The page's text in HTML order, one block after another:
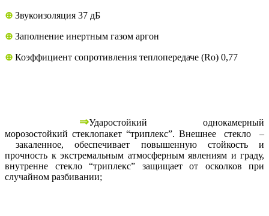
⊕ Звукоизоляция 37 дБ
⊕ Заполнение инертным газом аргон
⊕ Коэффициент сопротивления теплопередаче (Ro) 0,77
⇒Ударостойкий однокамерный
морозостойкий стеклопакет “триплекс”. Внешнее стекло –
закаленное, обеспечивает повышенную стойкость и
прочность к экстремальным атмосферным явлениям и граду,
внутренне стекло “триплекс” защищает от осколков при
случайном разбивании;